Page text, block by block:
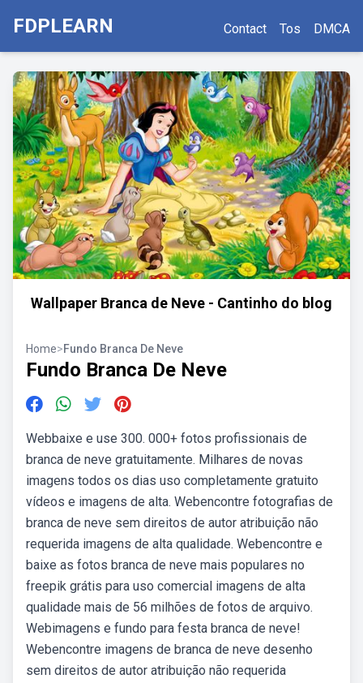
FDPLEARN Contact Tos DMCA
Wallpaper Branca de Neve - Cantinho do blog
Home>Fundo Branca De Neve
Fundo Branca De Neve
Webbaixe e use 300. 000+ fotos profissionais de
branca de neve gratuitamente. Milhares de novas
imagens todos os dias uso completamente gratuito
vídeos e imagens de alta. Webencontre fotografias de
branca de neve sem direitos de autor atribuição não
requerida imagens de alta qualidade. Webencontre e
baixe as fotos branca de neve mais populares no
freepik grátis para uso comercial imagens de alta
qualidade mais de 56 milhões de fotos de arquivo.
Webimagens e fundo para festa branca de neve!
Webencontre imagens de branca de neve desenho
sem direitos de autor atribuição não requerida